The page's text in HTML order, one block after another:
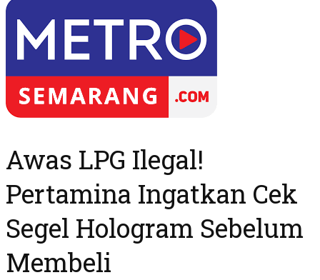
Awas LPG Ilegal!
Pertamina Ingatkan Cek
Segel Hologram Sebelum
Membeli